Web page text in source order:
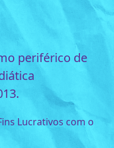
periférico de
Lucrativos com o